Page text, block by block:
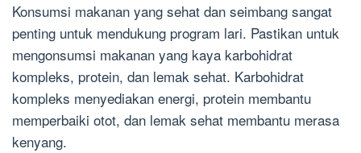
Konsumsi makanan yang sehat dan seimbang sangat
penting untuk mendukung program lari. Pastikan untuk
mengonsumsi makanan yang kaya karbohidrat
kompleks, protein, dan lemak sehat. Karbohidrat
kompleks menyediakan energi, protein membantu
memperbaiki otot, dan lemak sehat membantu merasa
kenyang.